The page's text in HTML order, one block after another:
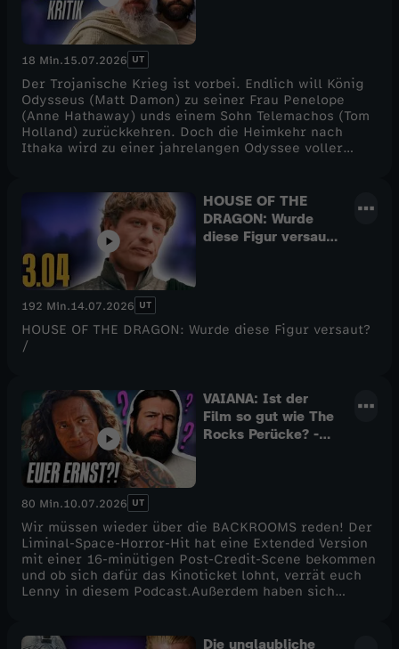
18 Min.15.07.2026 UT
Der Trojanische Krieg ist vorbei. Endlich will König
Odysseus (Matt Damon) zu seiner Frau Penelope
(Anne Hathaway) unds einem Sohn Telemachos (Tom
Holland) zurückkehren. Doch die Heimkehr nach
Ithaka wird zu einer jahrelangen Odyssee voller
Christopher Nolan (Oppenheimer, The Dark Knight,
Interstellar) eine der ältesten und einflussreichsten
Geschichten der Menschheitsgeschichte. Vor allem
aber ist die Odyssee ein Urtyp der Heldenreise.
Kann Nolans Interpretation diesem monumentalen
Stoff überhaupt gerecht werden?Alper K. Turfan von
Cinema Strikes Back hat den Film gesichtet und
verrät, ob Christopher Nolan und seinem Team das
wohl ambitionierteste Projekt seiner Karriere
gelungen ist. Wie gut ist THE ODYSSEY wirklich? Was
funktioniert, was nicht? Und wie berechtigt ist der
das und mehr erfahrt ihr in dieser ausführlichen
Filmkritik hier auf CINEMA STRIKES BACK!
HOUSE OF THE
DRAGON: Wurde
diese Figur versaut?
192 Min.14.07.2026 UT
HOUSE OF THE DRAGON: Wurde diese Figur versaut?
/
VAIANA: Ist der
Film so gut wie The
Rocks Perücke? -
80 Min.10.07.2026 UT
Wir müssen wieder über die BACKROOMS reden! Der
Liminal-Space-Horror-Hit hat eine Extended Version
mit einer 16-minütigen Post-Credit-Scene bekommen
und ob sich dafür das Kinoticket lohnt, verrät euch
Lenny in diesem Podcast.Außerdem haben sich
genauso bekloppt ist wie die Perücke von Dwayne
Die unglaubliche